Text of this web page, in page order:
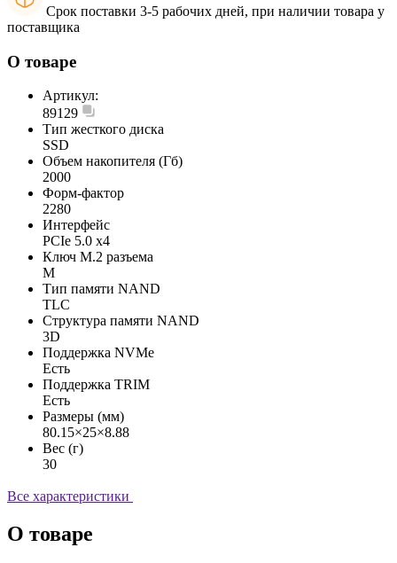
Срок поставки 3-5 рабочих дней, при наличии товара у
поставщика
О товаре
Артикул:
89129
Тип жесткого диска
SSD
Объем накопителя (Гб)
2000
Форм-фактор
2280
Интерфейс
PCIe 5.0 x4
Ключ M.2 разъема
М
Тип памяти NAND
TLC
Структура памяти NAND
3D
Поддержка NVMe
Есть
Поддержка TRIM
Есть
Размеры (мм)
80.15×25×8.88
Вес (г)
30
Все характеристики
О товаре